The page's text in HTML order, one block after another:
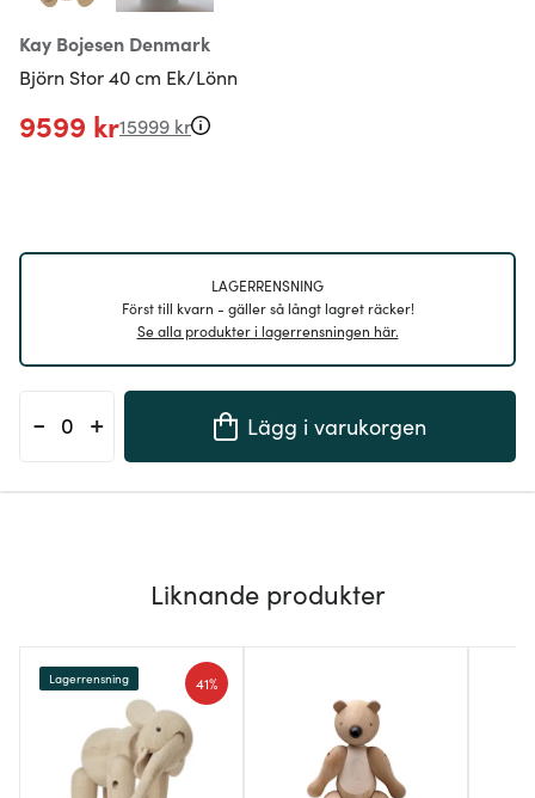
Kay Bojesen Denmark
Björn Stor 40 cm Ek/Lönn
9599 kr15999 kr
LAGERRENSNING
Först till kvarn - gäller så långt lagret räcker!
Se alla produkter i lagerrensningen här.
- + Lägg i varukorgen
Liknande produkter
41%
Lagerrensning